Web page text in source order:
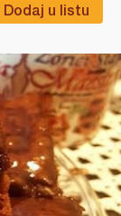
Dodaj u listu